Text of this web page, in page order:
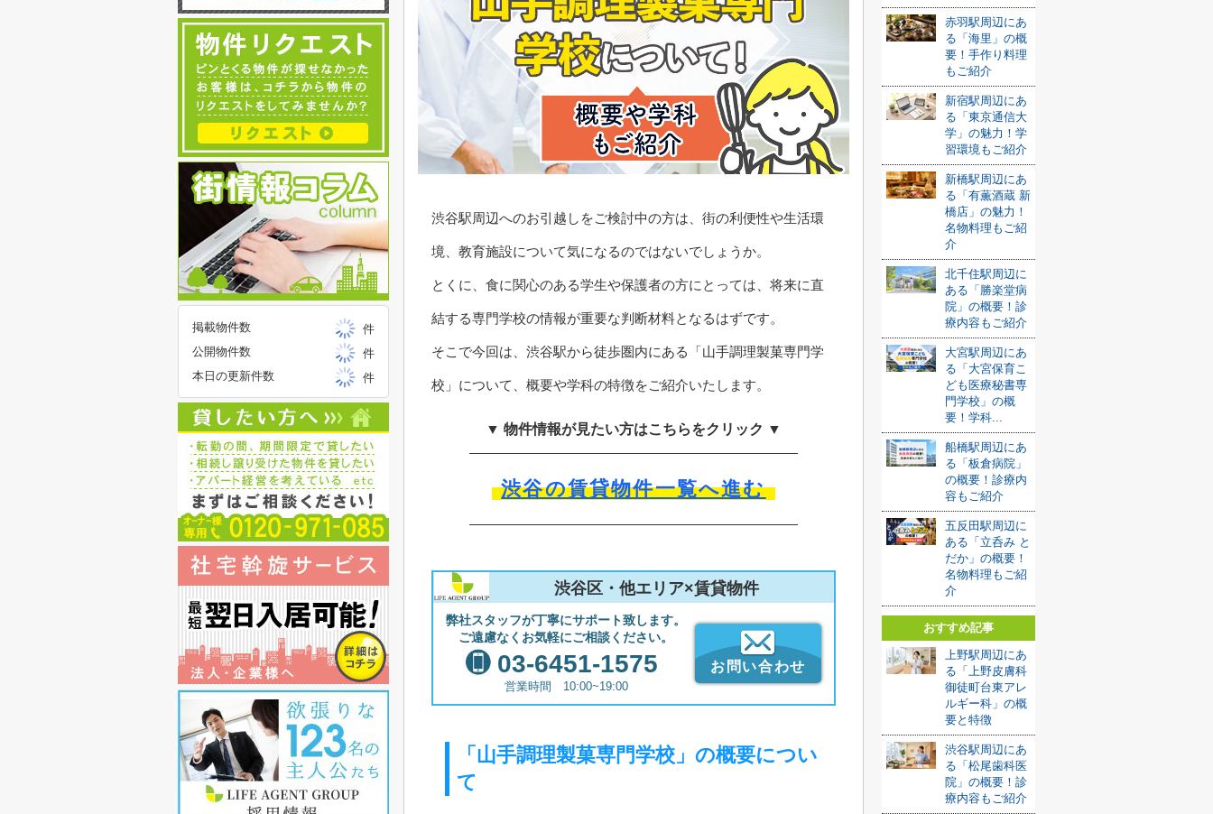
渋谷駅周辺へのお引越しをご検討中の方は、街の利便性や生活環
境、教育施設について気になるのではないでしょうか。
とくに、食に関心のある学生や保護者の方にとっては、将来に直
結する専門学校の情報が重要な判断材料となるはずです。
そこで今回は、渋谷駅から徒歩圏内にある「山手調理製菓専門学
校」について、概要や学科の特徴をご紹介いたします。
▼ 物件情報が見たい方はこちらをクリック ▼
渋谷の賃貸物件一覧へ進む
渋谷区・他エリア×賃貸物件
弊社スタッフが丁寧にサポート致します。
ご遠慮なくお気軽にご相談ください。
03-6451-1575
営業時間 10:00~19:00
お問い合わせ
「山手調理製菓専門学校」の概要につい
て
赤羽駅周辺にあ
る「海里」の概
要！手作り料理
もご紹介
新宿駅周辺にあ
る「東京通信大
学」の魅力！学
習環境もご紹介
新橋駅周辺にあ
る「有薫酒蔵 新
橋店」の魅力！
名物料理もご紹
介
北千住駅周辺に
ある「勝楽堂病
院」の概要！診
療内容もご紹介
大宮駅周辺にあ
る「大宮保育こ
ども医療秘書専
門学校」の概
要！学科...
船橋駅周辺にあ
る「板倉病院」
の概要！診療内
容もご紹介
五反田駅周辺に
ある「立呑み と
だか」の概要！
名物料理もご紹
介
おすすめ記事
上野駅周辺にあ
る「上野皮膚科
御徒町台東アレ
ルギー科」の概
要と特徴
渋谷駅周辺にあ
る「松尾歯科医
院」の概要！診
療内容もご紹介
掲載物件数
件
公開物件数
件
本日の更新件数
件